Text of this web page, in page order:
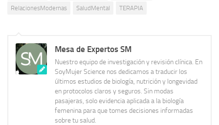
RelacionesModernas
SaludMental TERAPIA
Mesa de Expertos SM
Nuestro equipo de investigación y revisión clínica. En
SoyMujer Science nos dedicamos a traducir los
últimos estudios de biología, nutrición y longevidad
en protocolos claros y seguros. Sin modas
pasajeras, solo evidencia aplicada a la biología
femenina para que tomes decisiones informadas
sobre tu salud.